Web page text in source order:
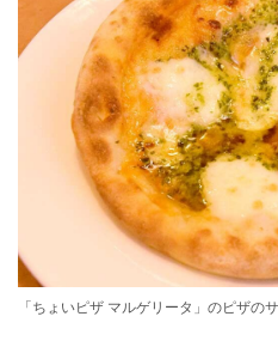
「ちょいピザ マルゲリータ」のピザの